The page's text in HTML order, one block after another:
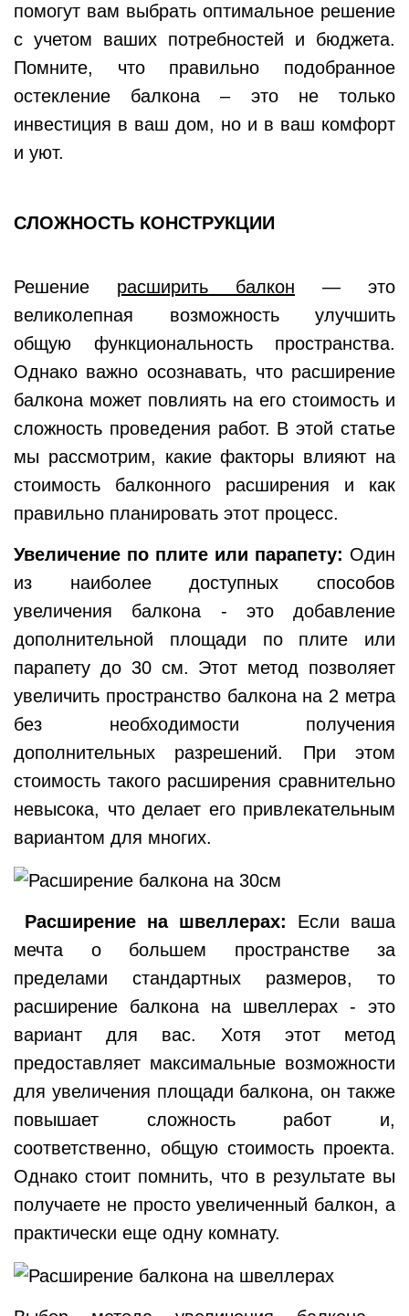
помогут вам выбрать оптимальное решение
с учетом ваших потребностей и бюджета.
Помните, что правильно подобранное
остекление балкона – это не только
инвестиция в ваш дом, но и в ваш комфорт
и уют.
СЛОЖНОСТЬ КОНСТРУКЦИИ
Решение расширить балкон — это
великолепная возможность улучшить
общую функциональность пространства.
Однако важно осознавать, что расширение
балкона может повлиять на его стоимость и
сложность проведения работ. В этой статье
мы рассмотрим, какие факторы влияют на
стоимость балконного расширения и как
правильно планировать этот процесс.
Увеличение по плите или парапету: Один
из наиболее доступных способов
увеличения балкона - это добавление
дополнительной площади по плите или
парапету до 30 см. Этот метод позволяет
увеличить пространство балкона на 2 метра
без необходимости получения
дополнительных разрешений. При этом
стоимость такого расширения сравнительно
невысока, что делает его привлекательным
вариантом для многих.
Расширение на швеллерах: Если ваша
мечта о большем пространстве за
пределами стандартных размеров, то
расширение балкона на швеллерах - это
вариант для вас. Хотя этот метод
предоставляет максимальные возможности
для увеличения площади балкона, он также
повышает сложность работ и,
соответственно, общую стоимость проекта.
Однако стоит помнить, что в результате вы
получаете не просто увеличенный балкон, а
практически еще одну комнату.